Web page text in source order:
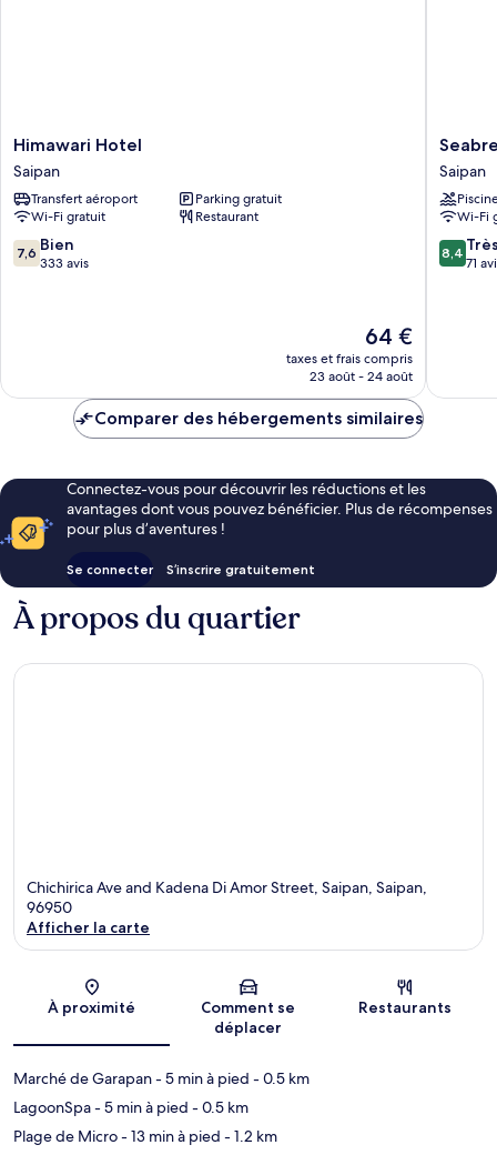
Himawari
Hotel
Saipan
Himawari Hotel
Saipan
Transfert aéroport
Parking gratuit
Wi-Fi gratuit
Restaurant
7.6
sur
7,6 Bien
333 avis
Le
nouveau
prix
de
64 €
taxes et frais compris
23 août - 24 août
Garden
Saipan
Saipan
Wi-Fi
8.4
sur
8,4
71
Comparer des hébergements similaires
Connectez-vous pour découvrir les réductions et les
avantages dont vous pouvez bénéficier. Plus de récompenses
pour plus d’aventures !
Se connecter S’inscrire gratuitement
À propos du quartier
Chichirica Ave and Kadena Di Amor Street, Saipan, Saipan,
96950
Afficher la carte
À proximité
Comment se
déplacer
Restaurants
Marché de Garapan- 5 min à pied - 0.5 km
LagoonSpa- 5 min à pied - 0.5 km
Plage de Micro- 13 min à pied - 1.2 km